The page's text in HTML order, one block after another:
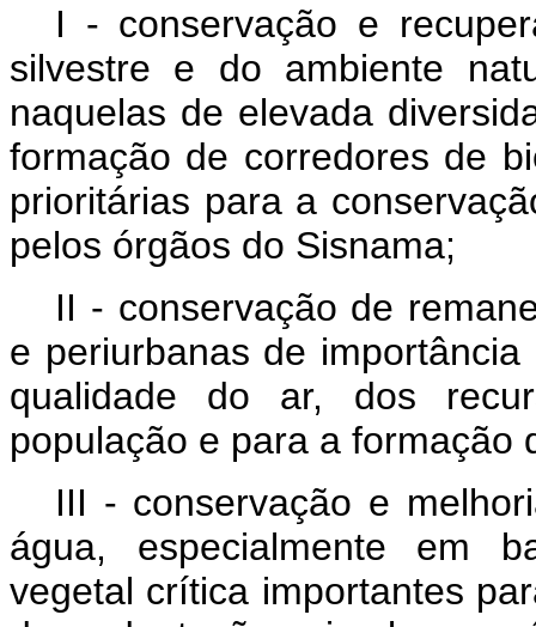
I - conservação e
silvestre e do ambiente
naquelas de elevada
formação de corredores de
prioritárias para a
pelos órgãos do Sisnama;
II - conservação de
e periurbanas de
qualidade do ar, dos
população e para a formação
III - conservação e
água, especialmente em
vegetal crítica importantes